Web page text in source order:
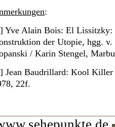
:
] Yve Alain Bois: El
der Utopie, hgg.
/ Karin Stengel,
] Jean Baudrillard: Kool Killer
22f.